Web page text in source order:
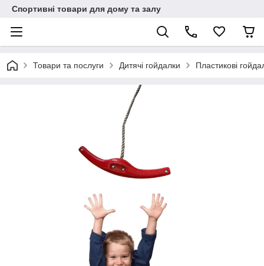
Спортивні товари для дому та залу
Товари та послуги Дитячі гойдалки Пластикові